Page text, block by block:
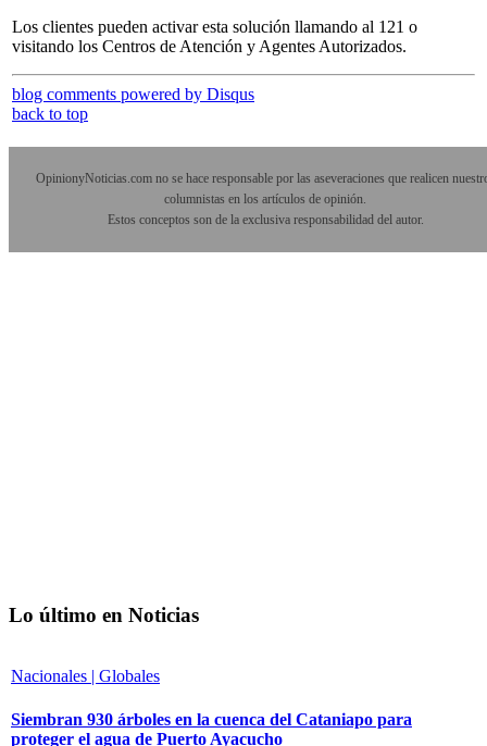
Los clientes pueden activar esta solución llamando al 121 o
visitando los Centros de Atención y Agentes Autorizados.
blog comments powered by Disqus
back to top
OpinionyNoticias.com no se hace responsable por las aseveraciones que realicen
columnistas en los artículos de opinión.
Estos conceptos son de la exclusiva responsabilidad del autor.
Lo último en Noticias
Nacionales | Globales
Siembran 930 árboles en la cuenca del Cataniapo para
proteger el agua de Puerto Ayacucho